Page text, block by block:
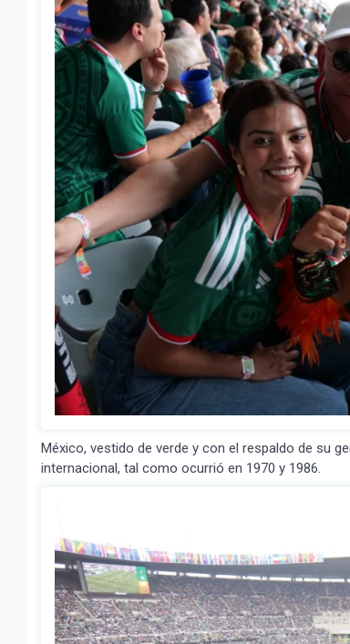
México, vestido de verde y con el respaldo de su
internacional, tal como ocurrió en 1970 y 1986.